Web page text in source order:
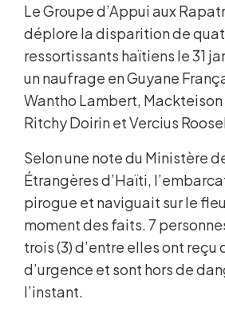
Le Groupe d’Appui aux
déplore la disparition de
ressortissants haïtiens le 31
un naufrage en Guyane
Wantho Lambert, Mackteison
Ritchy Doirin et Vercius
Selon une note du Ministère
Étrangères d’Haïti,
pirogue et naviguait sur le
moment des faits. 7
trois (3) d’entre elles ont reçu
d’urgence et sont hors de
l’instant.